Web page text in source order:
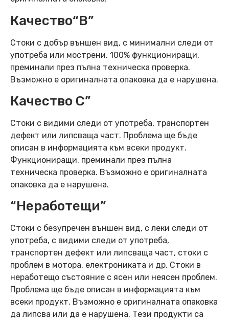
Качество“B”
Стоки с добър външен вид, с минимални следи от
употреба или мострени. 100% функциониращи,
преминали през пълна техническа проверка.
Възможно е оригиналната опаковка да е нарушена.
Качество C”
Стоки с видими следи от употреба, транспортен
дефект или липсваща част. Проблема ще бъде
описан в информацията към всеки продукт.
Функциониращи, преминали през пълна
техническа проверка. Възможно е оригиналната
опаковка да е нарушена.
“Неработещи”
Стоки с безупречен външен вид, с леки следи от
употреба, с видими следи от употреба,
транспортен дефект или липсваща част, стоки с
проблем в мотора, електрониката и др. Стоки в
неработещо състояние с ясен или неясен проблем.
Проблема ще бъде описан в информацията към
всеки продукт. Възможно е оригиналната опаковка
да липсва или да е нарушена. Тези продукти са